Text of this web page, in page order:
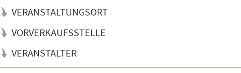
VERANSTALTUNGSORT
VORVERKAUFSSTELLE
VERANSTALTER